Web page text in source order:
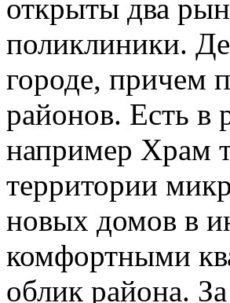
открыты два
поликлиники.
городе, причем
районов. Есть в
например Храм
территории
новых домов в
комфортными
облик района.